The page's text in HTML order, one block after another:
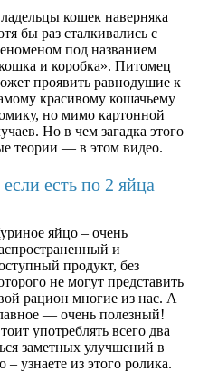
кошек наверняка
бы раз сталкивались с
под названием
и коробка». Питомец
проявить равнодушие к
красивому кошачьему
но мимо картонной
Но в чем загадка этого
теории — в этом видео.
есть по 2 яйца
яйцо – очень
и
продукт, без
не могут представить
рацион многие из нас. А
— очень полезный!
употреблять всего два
заметных улучшений в
узнаете из этого ролика.